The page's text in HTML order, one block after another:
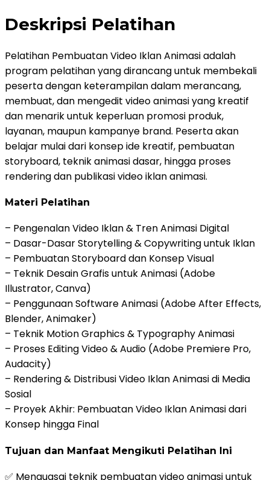
Deskripsi Pelatihan
Pelatihan Pembuatan Video Iklan Animasi adalah
program pelatihan yang dirancang untuk membekali
peserta dengan keterampilan dalam merancang,
membuat, dan mengedit video animasi yang kreatif
dan menarik untuk keperluan promosi produk,
layanan, maupun kampanye brand. Peserta akan
belajar mulai dari konsep ide kreatif, pembuatan
storyboard, teknik animasi dasar, hingga proses
rendering dan publikasi video iklan animasi.
Materi Pelatihan
– Pengenalan Video Iklan & Tren Animasi Digital
– Dasar-Dasar Storytelling & Copywriting untuk Iklan
– Pembuatan Storyboard dan Konsep Visual
– Teknik Desain Grafis untuk Animasi (Adobe
Illustrator, Canva)
– Penggunaan Software Animasi (Adobe After Effects,
Blender, Animaker)
– Teknik Motion Graphics & Typography Animasi
– Proses Editing Video & Audio (Adobe Premiere Pro,
Audacity)
– Rendering & Distribusi Video Iklan Animasi di Media
Sosial
– Proyek Akhir: Pembuatan Video Iklan Animasi dari
Konsep hingga Final
Tujuan dan Manfaat Mengikuti Pelatihan Ini
✅ Menguasai teknik pembuatan video animasi untuk